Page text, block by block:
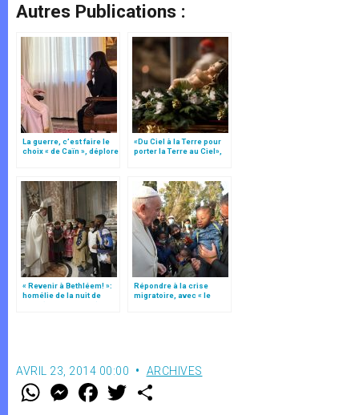
Autres Publications :
La guerre, c’est faire le
choix « de Caïn », déplore
«Du Ciel à la Terre pour
porter la Terre au Ciel»,
« Revenir à Bethléem! »:
homélie de la nuit de
Noël (texte complet)
Répondre à la crise
migratoire, avec « le
AVRIL 23, 2014 00:00 ARCHIVES
W M
e
F
a w